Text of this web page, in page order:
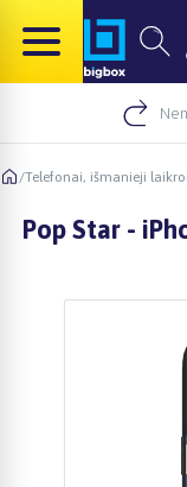
/Telefonai, išmanieji
Pop Star -